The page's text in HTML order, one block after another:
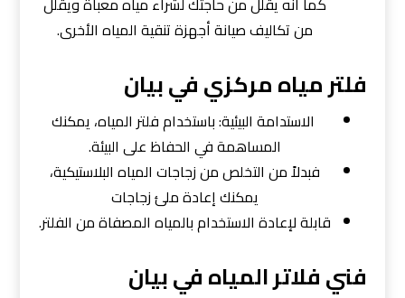
من تكاليف صيانة أجهزة تنقية المياه الأخرى.
فلتر مياه مركزي في بيان
الاستدامة البيئية: باستخدام فلتر المياه، يمكنك
المساهمة في الحفاظ على البيئة.
فبدلاً من التخلص من زجاجات المياه البلاستيكية،
يمكنك إعادة ملئ زجاجات
قابلة لإعادة الاستخدام بالمياه المصفاة من الفلتر.
فني فلاتر المياه في بيان